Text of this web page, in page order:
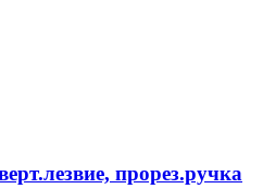
прорез.ручка